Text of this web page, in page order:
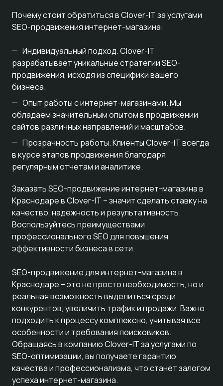
Почему стоит обратиться в Clover-IT за услугами
SEO-продвижения интернет-магазина:
Индивидуальный подход. Clover-IT
разрабатывает уникальные стратегии SEO-
продвижения, исходя из специфики вашего
бизнеса.
Опыт работы с интернет-магазинами. Мы
обладаем значительным опытом в продвижении
сайтов различных направлений и масштабов.
Прозрачность работы. Клиенты Clover-IT всегда
в курсе этапов продвижения благодаря
регулярным отчетам и аналитике.
Заказать SEO-продвижение интернет-магазина в
Краснодаре в Clover-IT – значит сделать ставку на
качество, надежность и результативность.
Воспользуйтесь преимуществами
профессионального SEO для повышения
эффективности бизнеса в сети.
SEO-продвижение для интернет-магазина в
Краснодаре – это не просто необходимость, но и
реальная возможность выделиться среди
конкурентов, увеличить трафик и продажи. Важно
подходить к процессу комплексно, учитывая все
особенности и требования поисковиков.
Обращаясь в компанию Clover-IT за услугами по
SEO-оптимизации, вы получаете гарантию
качества и профессионализма, что станет залогом
успеха интернет-магазина.